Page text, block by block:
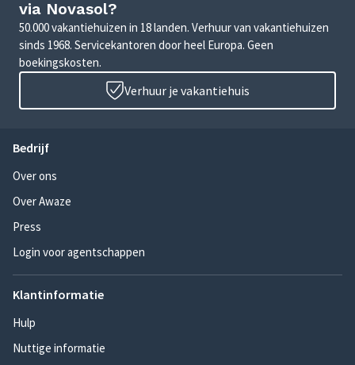
via Novasol?
50.000 vakantiehuizen in 18 landen. Verhuur van vakantiehuizen
sinds 1968. Servicekantoren door heel Europa. Geen
boekingskosten.
Verhuur je vakantiehuis
Bedrijf
Over ons
Over Awaze
Press
Login voor agentschappen
Klantinformatie
Hulp
Nuttige informatie